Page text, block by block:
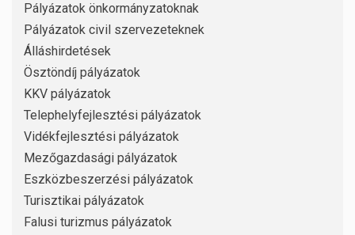
Pályázatok önkormányzatoknak
Pályázatok civil szervezeteknek
Álláshirdetések
Ösztöndíj pályázatok
KKV pályázatok
Telephelyfejlesztési pályázatok
Vidékfejlesztési pályázatok
Mezőgazdasági pályázatok
Eszközbeszerzési pályázatok
Turisztikai pályázatok
Falusi turizmus pályázatok